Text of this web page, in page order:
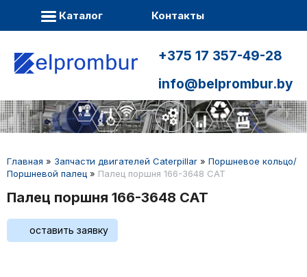
Каталог Контакты
+375 17 357-49-28
info@belprombur.by
Главная » Запчасти двигателей Caterpillar » Поршневое кольцо/
Поршневой палец » Палец поршня 166-3648 CAT
Палец поршня 166-3648 CAT
оставить заявку